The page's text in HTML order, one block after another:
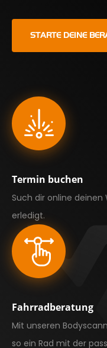
STARTE DEINE
Termin buchen
Such dir online
erledigt.
Fahrradberatung
Mit unseren
so ein Rad mit der